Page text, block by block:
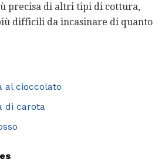
precisa di altri tipi di cottura,
difficili da incasinare di quanto
al cioccolato
di carota